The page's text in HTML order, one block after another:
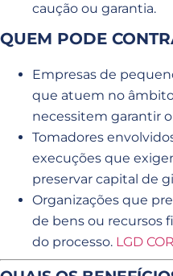
caução ou garantia.
QUEM PODE
Empresas de
que atuem no
necessitem garantir
Tomadores
execuções que
preservar capital de
Organizações que
de bens ou recursos
do processo. LGD